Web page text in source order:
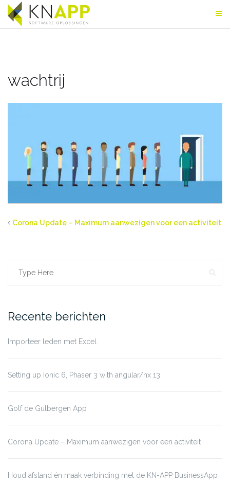
Skip
content
wachtrij
Corona Update – Maximum aanwezigen voor een activiteit
Search
Recente berichten
Importeer leden met Excel
Setting up Ionic 6, Phaser 3 with angular/nx 13
Golf de Gulbergen App
Corona Update – Maximum aanwezigen voor een activiteit
Houd afstand én maak verbinding met de KN-APP BusinessApp